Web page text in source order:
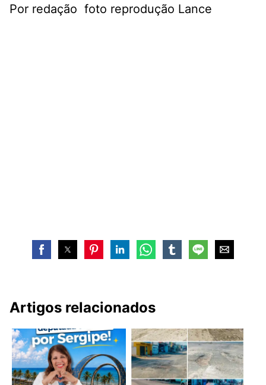
Por redação foto reprodução Lance
Artigos relacionados